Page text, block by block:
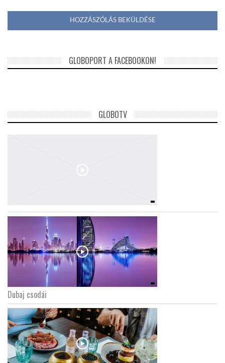
GLOBOPORT A FACEBOOKON!
GLOBOTV
Dubaj csodái